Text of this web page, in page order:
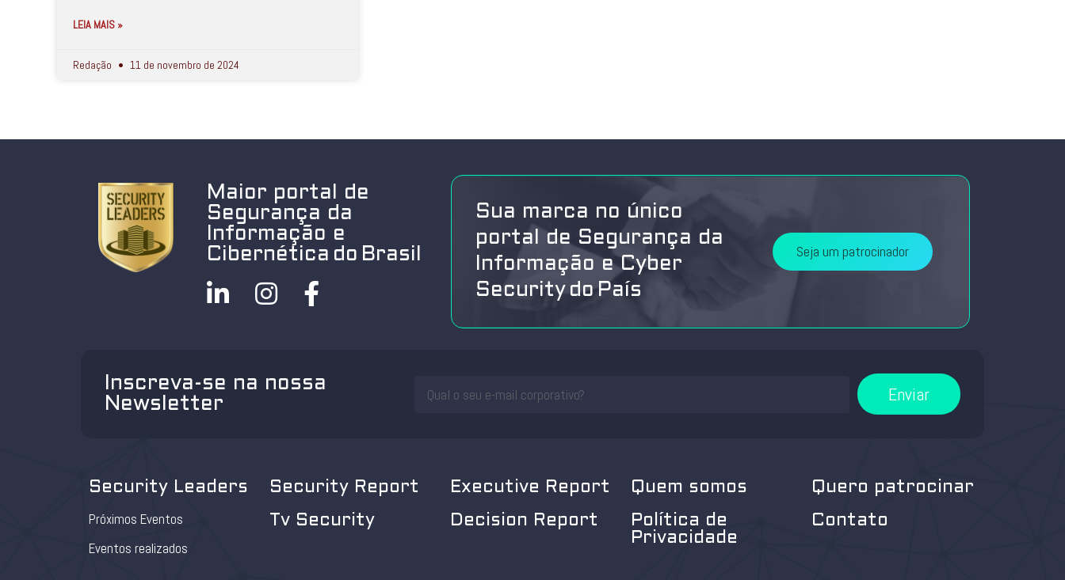
LEIA MAIS »
Redação 11 de novembro de 2024
Maior portal de
Segurança da
Informação e
Cibernética do Brasil
Sua marca no único
portal de Segurança da
Informação e Cyber
Security do País
Seja um patrocinador
Inscreva-se na nossa
Newsletter
Enviar
Security Leaders
Próximos Eventos
Eventos realizados
Security Report
Tv Security
Executive Report
Decision Report
Quem somos
Política de
Privacidade
Quero patrocinar
Contato